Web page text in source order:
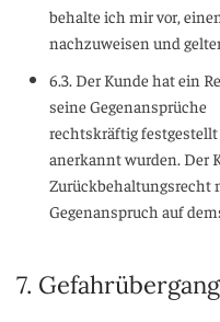
behalte ich mir vor,
nachzuweisen und
6.3. Der Kunde hat ein
seine Gegenansprüche
rechtskräftig
anerkannt wurden. Der
Zurückbehaltungsrecht
Gegenanspruch auf
7. Gefahrübergang